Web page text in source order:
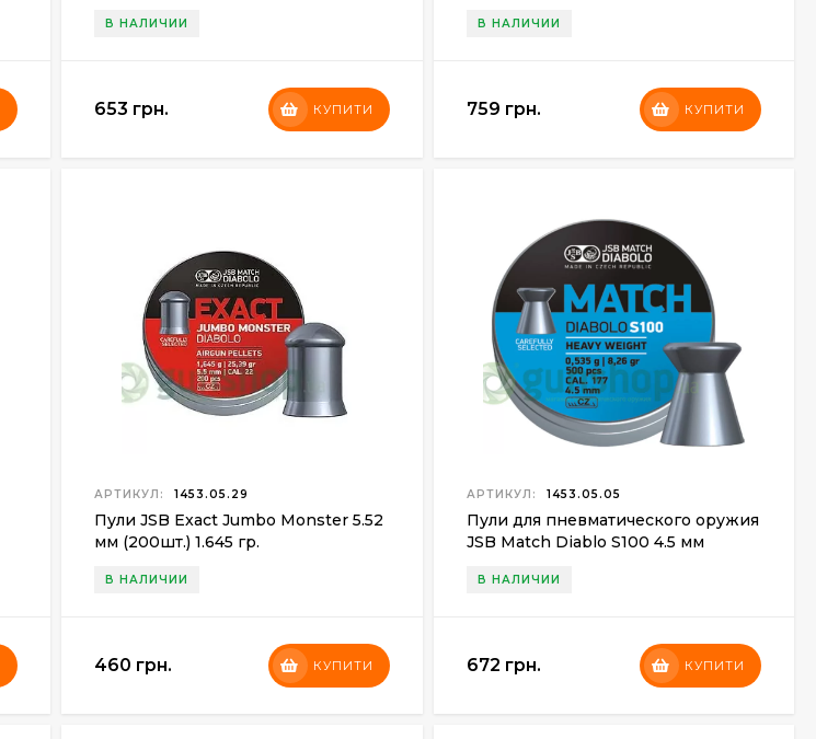
В НАЛИЧИИ
653 грн. КУПИТИ
В НАЛИЧИИ
759 грн. КУПИТИ
АРТИКУЛ: 1453.05.29
Пули JSB Exact Jumbo Monster 5.52
мм (200шт.) 1.645 гр.
В НАЛИЧИИ
460 грн. КУПИТИ
АРТИКУЛ: 1453.05.05
Пули для пневматического оружия
JSB Match Diablo S100 4.5 мм
В НАЛИЧИИ
672 грн. КУПИТИ